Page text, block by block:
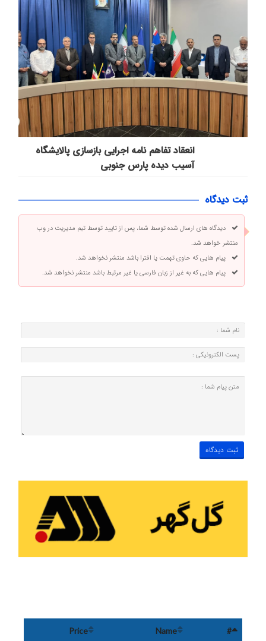
انعقاد تفاهم نامه اجرایی بازسازی پالایشگاه
آسیب دیده پارس جنوبی
ثبت دیدگاه
دیدگاه های ارسال شده توسط شما، پس از تایید توسط تیم مدیریت در وب
منتشر خواهد شد.
پیام هایی که حاوی تهمت یا افترا باشد منتشر نخواهد شد.
پیام هایی که به غیر از زبان فارسی یا غیر مرتبط باشد منتشر نخواهد شد.
#
Name
Price